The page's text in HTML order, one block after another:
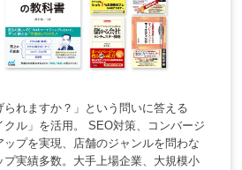
られますか？」という問いに答える
クル」を活用。 SEO対策、コンバージ
ップを実現、店舗のジャンルを問わな
実績多数。大手上場企業、大規模小